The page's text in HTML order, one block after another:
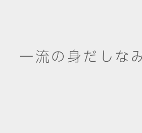
一流の身だしな